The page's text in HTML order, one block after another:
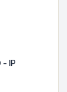
- IP